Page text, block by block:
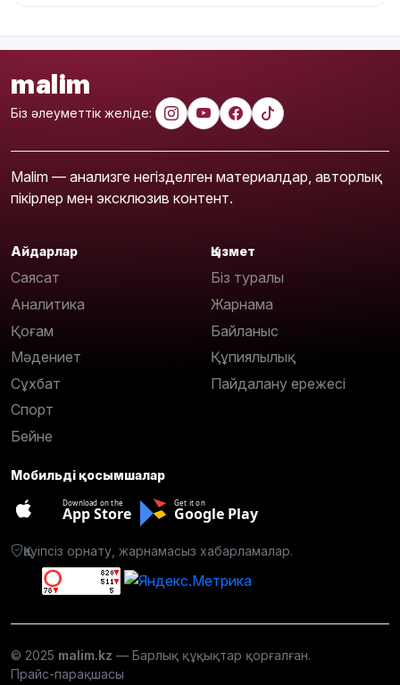
malim
Біз әлеуметтік желіде:
Malim — анализге негізделген материалдар, авторлық
пікірлер мен эксклюзив контент.
Айдарлар
Саясат
Аналитика
Қоғам
Мәдениет
Сұхбат
Спорт
Бейне
Қызмет
Біз туралы
Жарнама
Байланыс
Құпиялылық
Пайдалану ережесі
Мобильді қосымшалар
Download on the
App Store
Get it on
Google Play
Қауіпсіз орнату, жарнамасыз хабарламалар.
© 2025 malim.kz — Барлық құқықтар қорғалған.
Прайс-парақшасы